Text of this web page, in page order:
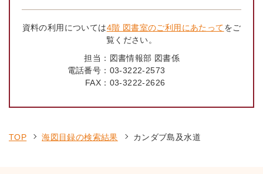
資料の利用については4階 図書室のご利用にあたってをご
覧ください。
担当： 図書情報部 図書係
電話番号： 03-3222-2573
FAX： 03-3222-2626
TOP 海図目録の検索結果 カンダブ島及水道